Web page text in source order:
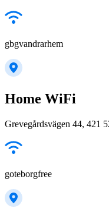
gbgvandrarhem
Home WiFi
Grevegårdsvägen 44, 421
goteborgfree